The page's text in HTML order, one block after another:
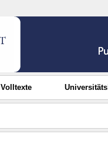
Volltexte